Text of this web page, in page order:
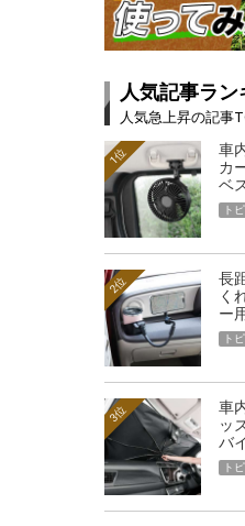
人気記事ラン
人気急上昇の記事
車
カ
ベ
1位
ト
長
く
ー
2位
ト
車
ッ
バ
3位
ト